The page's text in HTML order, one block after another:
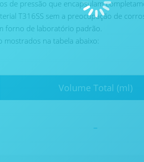
de pressão que encapsulam
T316SS sem a preocupação de
forno de laboratório padrão.
mostrados na tabela abaixo:
Volume Total (ml)
-